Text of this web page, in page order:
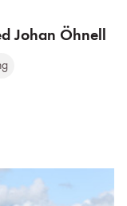
Johan Öhnell